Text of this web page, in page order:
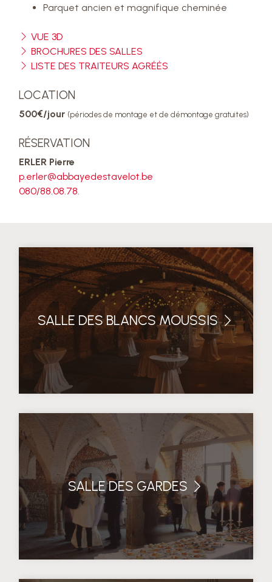
Parquet ancien et magnifique cheminée
VUE 3D
BROCHURES DES SALLES
LISTE DES TRAITEURS AGRÉÉS
LOCATION
500€/jour (périodes de montage et de démontage gratuites)
RÉSERVATION
ERLER Pierre
p.erler@abbayedestavelot.be
080/88.08.78.
SALLE DES BLANCS MOUSSIS
SALLE DES GARDES